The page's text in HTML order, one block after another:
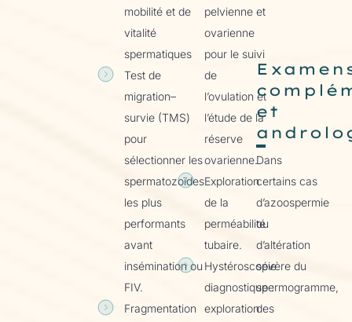
mobilité et de
vitalité
spermatiques
Test de
migration–
survie (TMS)
pour
sélectionner les
spermatozoïdes
les plus
performants
avant
insémination ou
FIV.
Fragmentation
pelvienne et
ovarienne
pour le suivi
de
l’ovulation et
l’étude de la
réserve
ovarienne.
Exploration
de la
perméabilité
tubaire.
Hystéroscopie
diagnostique :
exploration
et
Dans
certains cas
d’azoospermie
ou
d’altération
sévère du
spermogramme,
des